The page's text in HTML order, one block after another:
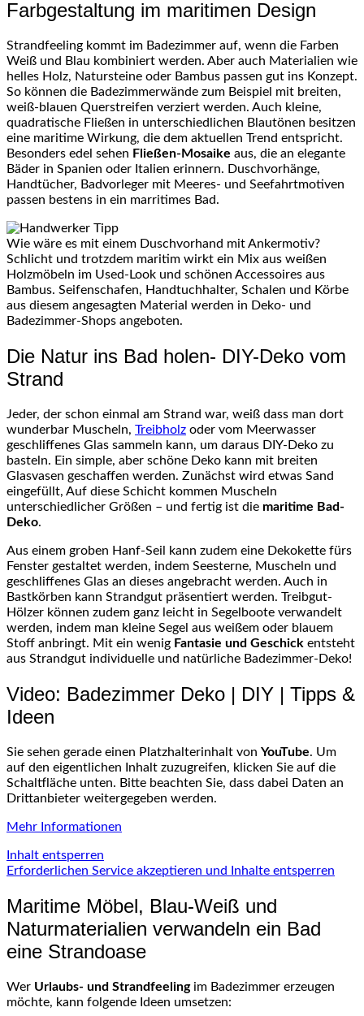
Farbgestaltung im maritimen Design
Strandfeeling kommt im Badezimmer auf, wenn die Farben
Weiß und Blau kombiniert werden. Aber auch Materialien wie
helles Holz, Natursteine oder Bambus passen gut ins Konzept.
So können die Badezimmerwände zum Beispiel mit breiten,
weiß-blauen Querstreifen verziert werden. Auch kleine,
quadratische Fließen in unterschiedlichen Blautönen besitzen
eine maritime Wirkung, die dem aktuellen Trend entspricht.
Besonders edel sehen Fließen-Mosaike aus, die an elegante
Bäder in Spanien oder Italien erinnern. Duschvorhänge,
Handtücher, Badvorleger mit Meeres- und Seefahrtmotiven
passen bestens in ein marritimes Bad.
Wie wäre es mit einem Duschvorhand mit Ankermotiv?
Schlicht und trotzdem maritim wirkt ein Mix aus weißen
Holzmöbeln im Used-Look und schönen Accessoires aus
Bambus. Seifenschafen, Handtuchhalter, Schalen und Körbe
aus diesem angesagten Material werden in Deko- und
Badezimmer-Shops angeboten.
Die Natur ins Bad holen- DIY-Deko vom
Strand
Jeder, der schon einmal am Strand war, weiß dass man dort
wunderbar Muscheln, Treibholz oder vom Meerwasser
geschliffenes Glas sammeln kann, um daraus DIY-Deko zu
basteln. Ein simple, aber schöne Deko kann mit breiten
Glasvasen geschaffen werden. Zunächst wird etwas Sand
eingefüllt, Auf diese Schicht kommen Muscheln
unterschiedlicher Größen – und fertig ist die maritime Bad-
Deko.
Aus einem groben Hanf-Seil kann zudem eine Dekokette fürs
Fenster gestaltet werden, indem Seesterne, Muscheln und
geschliffenes Glas an dieses angebracht werden. Auch in
Bastkörben kann Strandgut präsentiert werden. Treibgut-
Hölzer können zudem ganz leicht in Segelboote verwandelt
werden, indem man kleine Segel aus weißem oder blauem
Stoff anbringt. Mit ein wenig Fantasie und Geschick entsteht
aus Strandgut individuelle und natürliche Badezimmer-Deko!
Video: Badezimmer Deko | DIY | Tipps &
Ideen
Sie sehen gerade einen Platzhalterinhalt von YouTube. Um
auf den eigentlichen Inhalt zuzugreifen, klicken Sie auf die
Schaltfläche unten. Bitte beachten Sie, dass dabei Daten an
Drittanbieter weitergegeben werden.
Mehr Informationen
Inhalt entsperren
Erforderlichen Service akzeptieren und Inhalte entsperren
Maritime Möbel, Blau-Weiß und
Naturmaterialien verwandeln ein Bad
eine Strandoase
Wer Urlaubs- und Strandfeelingim Badezimmer erzeugen
möchte, kann folgende Ideen umsetzen: